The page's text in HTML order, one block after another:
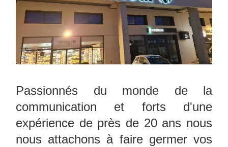
Passionnés du monde de la
communication et forts d'une
expérience de près de 20 ans nous
nous attachons à faire germer vos